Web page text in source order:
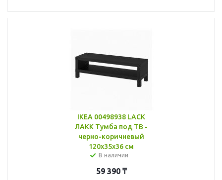
IKEA 00498938 LACK
ЛАКК Тумба под ТВ -
черно-коричневый
120x35x36 см
В наличии
59 390₸